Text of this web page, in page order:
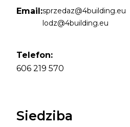
Email:sprzedaz@4building.eu
lodz@4building.eu
Telefon:
606 219 570
Siedziba